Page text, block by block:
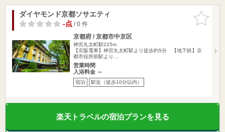
お気に入
りに追加
ダイヤモンド京都ソサエティ
-点/ 0 件
京都府 / 京都市中京区
神宮丸太町駅225m
【京阪電車】神宮丸太町駅より徒歩約5分 【地下鉄】京
都市役所前駅より…
営業時間
入浴料金 ～
宿泊 駅近（徒歩10分以内）
楽天トラベルの宿泊プランを見る